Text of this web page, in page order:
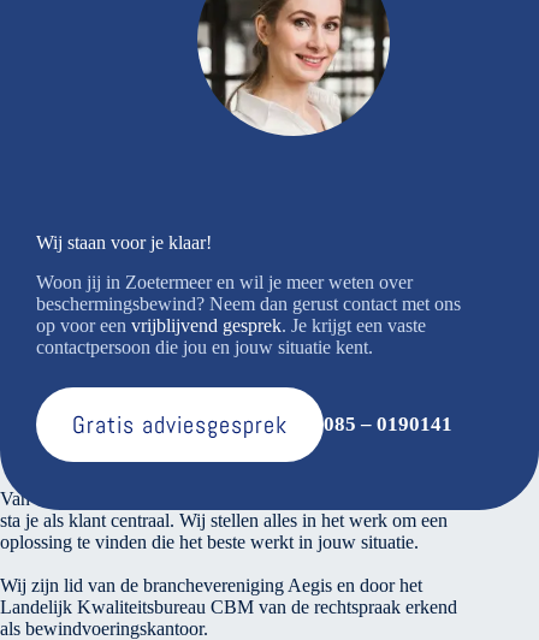
Wij staan voor je klaar!
Woon jij in Zoetermeer en wil je meer weten over
beschermingsbewind? Neem dan gerust contact met ons
op voor een vrijblijvend gesprek. Je krijgt een vaste
contactpersoon die jou en jouw situatie kent.
Gratis adviesgesprek 085 – 0190141
Over ons
Van den Bosse voert verantwoord financieel beheer. Bij ons
sta je als klant centraal. Wij stellen alles in het werk om een
oplossing te vinden die het beste werkt in jouw situatie.
Wij zijn lid van de branchevereniging Aegis en door het
Landelijk Kwaliteitsbureau CBM van de rechtspraak erkend
als bewindvoeringskantoor.